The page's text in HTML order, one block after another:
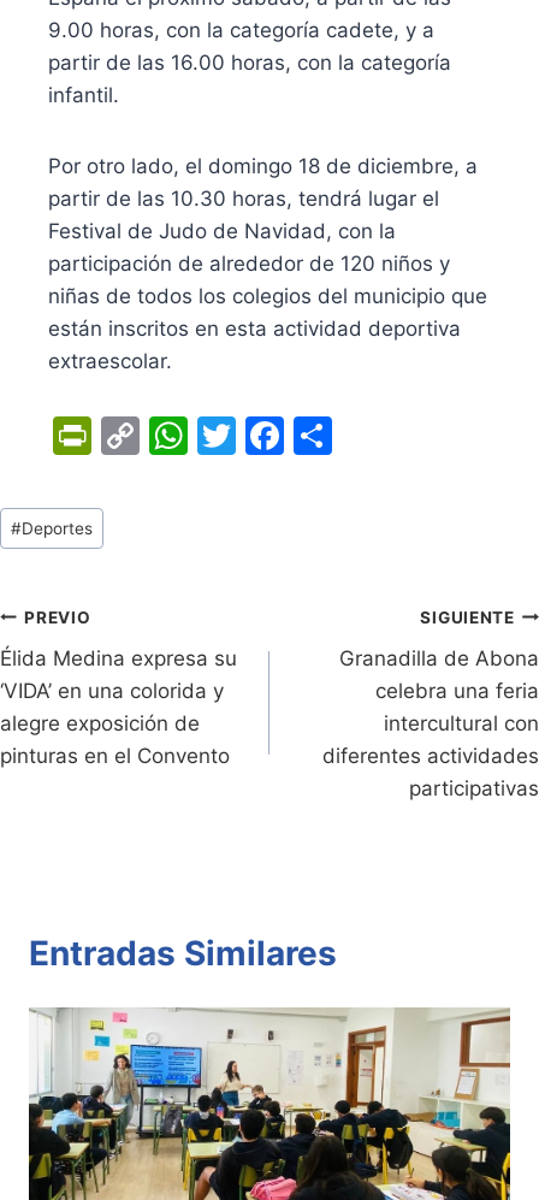
9.00 horas, con la categoría cadete, y a
partir de las 16.00 horas, con la categoría
infantil.
Por otro lado, el domingo 18 de diciembre, a
partir de las 10.30 horas, tendrá lugar el
Festival de Judo de Navidad, con la
participación de alrededor de 120 niños y
niñas de todos los colegios del municipio que
están inscritos en esta actividad deportiva
extraescolar.
Pr
tF
ri
dl
y
C
k
W
p
T
F
Tags
de
#Deportes
Navegación
de
entradas
PREVIO
Élida Medina expresa su
‘VIDA’ en una colorida y
alegre exposición de
pinturas en el Convento
SIGUIENTE
Granadilla de Abona
celebra una feria
intercultural con
diferentes actividades
participativas
Entradas Similares